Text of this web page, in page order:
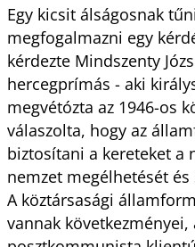
Egy kicsit álságosnak
megfogalmazni egy
kérdezte Mindszenty
hercegprímás - aki
megvétózta az 1946-os
válaszolta, hogy az
biztosítani a kereteket a
nemzet megélhetését
A köztársasági
vannak következményei,